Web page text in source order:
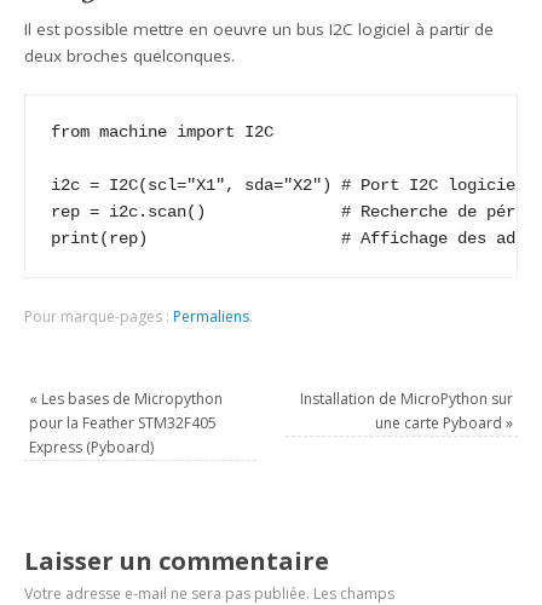
Il est possible mettre en oeuvre un bus I2C logiciel à partir de
deux broches quelconques.
from machine import I2C
i2c = I2C(scl="X1", sda="X2") # Port I2C logiciel
rep = i2c.scan()              # Recherche de
print(rep)                    # Affichage des
Pour marque-pages : Permaliens.
« Les bases de Micropython
pour la Feather STM32F405
Express (Pyboard)
Installation de MicroPython sur
une carte Pyboard »
Laisser un commentaire
Votre adresse e-mail ne sera pas publiée. Les champs